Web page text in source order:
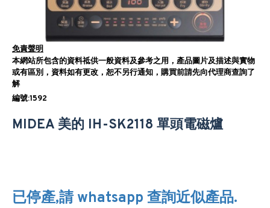
免責聲明
本網站所包含的資料祗供一般資料及參考之用，產品圖片及描述與實物
或有區別，資料如有更改，恕不另行通知，購買前請先向代理商查詢了
解
編號:1592
MIDEA 美的 IH-SK2118 單頭電磁爐
已停產,請 whatsapp 查詢近似產品.